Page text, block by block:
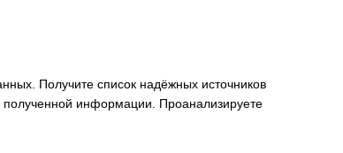
Получите список надёжных источников
полученной информации. Проанализируете